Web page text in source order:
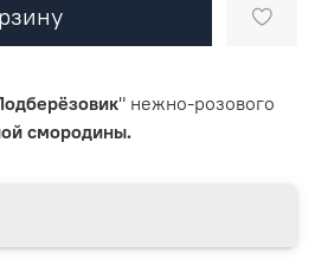
" нежно-розового
смородины.